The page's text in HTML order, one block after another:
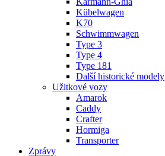
Kübelwagen
K70
Schwimmwagen
Type 3
Type 4
Type 181
Další historické modely
Užitkové vozy
Amarok
Caddy
Crafter
Hormiga
Transporter
Zprávy